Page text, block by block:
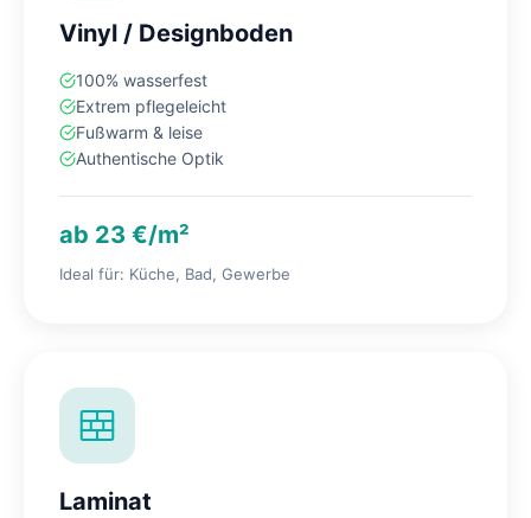
Vinyl / Designboden
100% wasserfest
Extrem pflegeleicht
Fußwarm & leise
Authentische Optik
ab 23 €/m²
Ideal für: Küche, Bad, Gewerbe
Laminat